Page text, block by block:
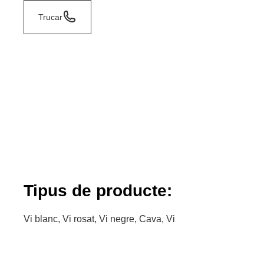
Trucar
Tipus de producte:
Vi blanc, Vi rosat, Vi negre, Cava, Vi